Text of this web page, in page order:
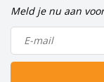
Meld je nu aan